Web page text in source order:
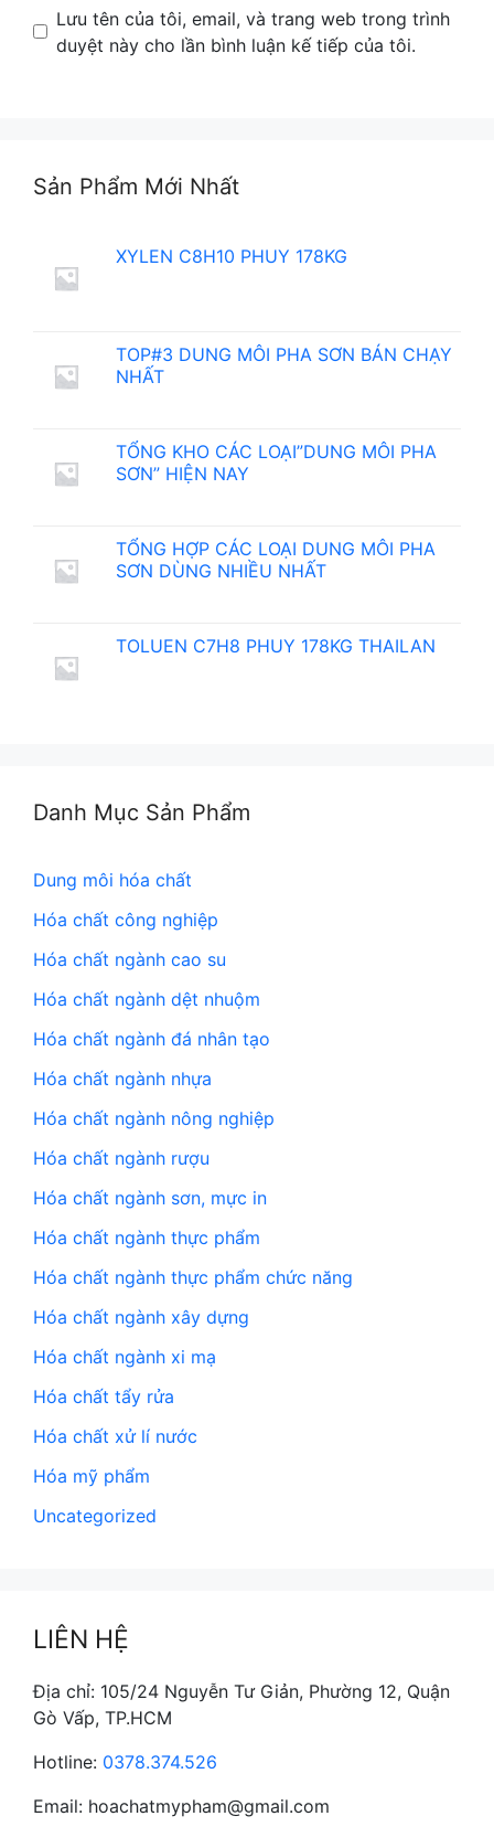
Name
Email
Website
Lưu tên của tôi, email, và trang web trong trình
duyệt này cho lần bình luận kế tiếp của tôi.
Sản Phẩm Mới Nhất
XYLEN C8H10 PHUY 178KG
TOP#3 DUNG MÔI PHA SƠN BÁN CHẠY
NHẤT
TỔNG KHO CÁC LOẠI”DUNG MÔI PHA
SƠN” HIỆN NAY
TỔNG HỢP CÁC LOẠI DUNG MÔI PHA
SƠN DÙNG NHIỀU NHẤT
TOLUEN C7H8 PHUY 178KG THAILAN
Danh Mục Sản Phẩm
Dung môi hóa chất
Hóa chất công nghiệp
Hóa chất ngành cao su
Hóa chất ngành dệt nhuộm
Hóa chất ngành đá nhân tạo
Hóa chất ngành nhựa
Hóa chất ngành nông nghiệp
Hóa chất ngành rượu
Hóa chất ngành sơn, mực in
Hóa chất ngành thực phẩm
Hóa chất ngành thực phẩm chức năng
Hóa chất ngành xây dựng
Hóa chất ngành xi mạ
Hóa chất tẩy rửa
Hóa chất xử lí nước
Hóa mỹ phẩm
Uncategorized
LIÊN HỆ
Địa chỉ: 105/24 Nguyễn Tư Giản, Phường 12, Quận
Gò Vấp, TP.HCM
Hotline: 0378.374.526
Email: hoachatmypham@gmail.com